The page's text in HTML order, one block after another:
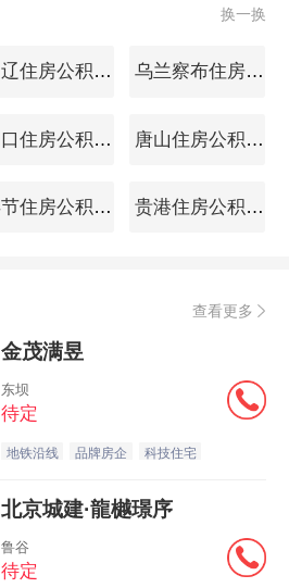
换一换
通辽住房公积金查询 乌兰察布住房公积金查询
周口住房公积金查询 唐山住房公积金查询
毕节住房公积金查询 贵港住房公积金查询
查看更多
金茂满昱
东坝
待定
地铁沿线 品牌房企 科技住宅
北京城建·龍樾璟序
鲁谷
待定